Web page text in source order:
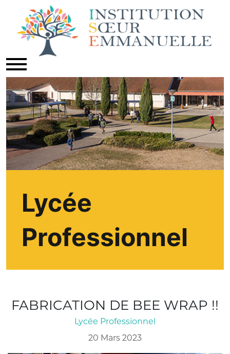
Lycée
Professionnel
FABRICATION DE BEE WRAP !!
Lycée Professionnel
20 Mars 2023